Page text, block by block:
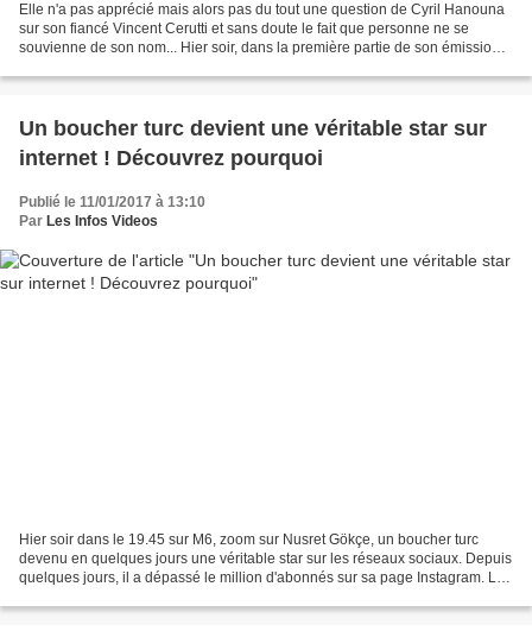
Elle n'a pas apprécié mais alors pas du tout une question de Cyril Hanouna
sur son fiancé Vincent Cerutti et sans doute le fait que personne ne se
souvienne de son nom... Hier soir, dans la première partie de son émission,
Un boucher turc devient une véritable star sur
internet ! Découvrez pourquoi
Publié le 11/01/2017 à 13:10
Par Les Infos Videos
Hier soir dans le 19.45 sur M6, zoom sur Nusret Gökçe, un boucher turc
devenu en quelques jours une véritable star sur les réseaux sociaux. Depuis
quelques jours, il a dépassé le million d'abonnés sur sa page Instagram. Le